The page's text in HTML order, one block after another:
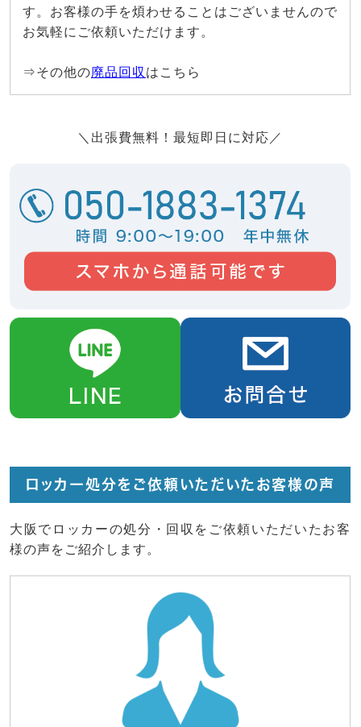
す。お客様の手を煩わせることはございませんので
お気軽にご依頼いただけます。
⇒その他の廃品回収 はこちら
＼出張費無料！最短即日に対応／
ロッカー処分をご依頼いただいたお客様の声
大阪でロッカーの処分・回収をご依頼いただいたお客
様の声をご紹介します。